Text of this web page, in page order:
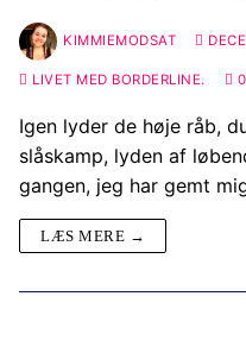
KIMMIEMODSAT
LIVET MED BORDERLINE.
Igen lyder de høje råb,
slåskamp, lyden af
gangen, jeg har gemt
LÆS MERE →